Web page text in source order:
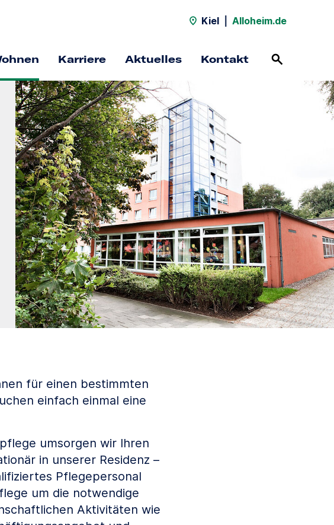
Kiel Alloheim.de
Karriere Aktuelles Kontakt
für einen bestimmten
einfach einmal eine
umsorgen wir Ihren
in unserer Residenz –
Pflegepersonal
um die notwendige
Aktivitäten wie